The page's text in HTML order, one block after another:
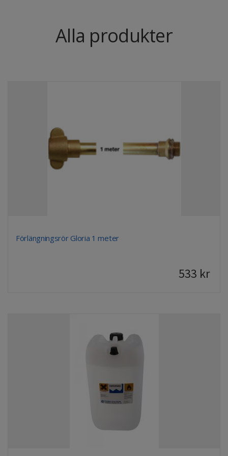
Alla produkter
Förlängningsrör Gloria 1 meter
533 kr